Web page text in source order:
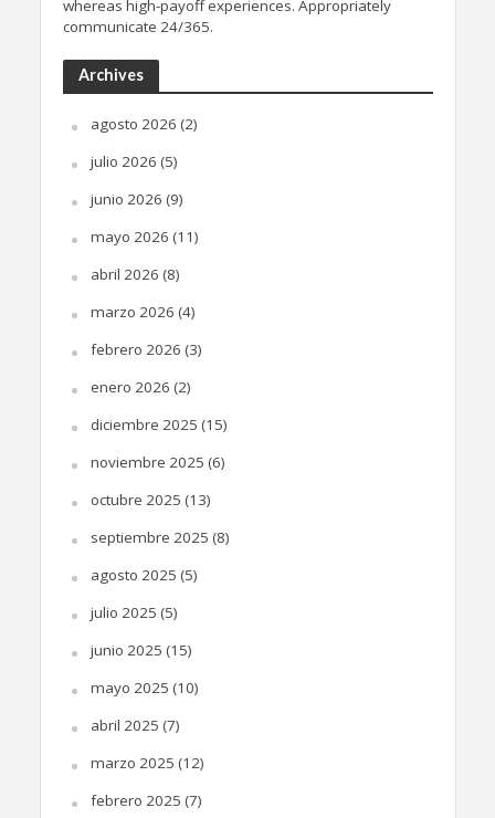
whereas high-payoff experiences. Appropriately
communicate 24/365.
Archives
agosto 2026 (2)
julio 2026 (5)
junio 2026 (9)
mayo 2026 (11)
abril 2026 (8)
marzo 2026 (4)
febrero 2026 (3)
enero 2026 (2)
diciembre 2025 (15)
noviembre 2025 (6)
octubre 2025 (13)
septiembre 2025 (8)
agosto 2025 (5)
julio 2025 (5)
junio 2025 (15)
mayo 2025 (10)
abril 2025 (7)
marzo 2025 (12)
febrero 2025 (7)